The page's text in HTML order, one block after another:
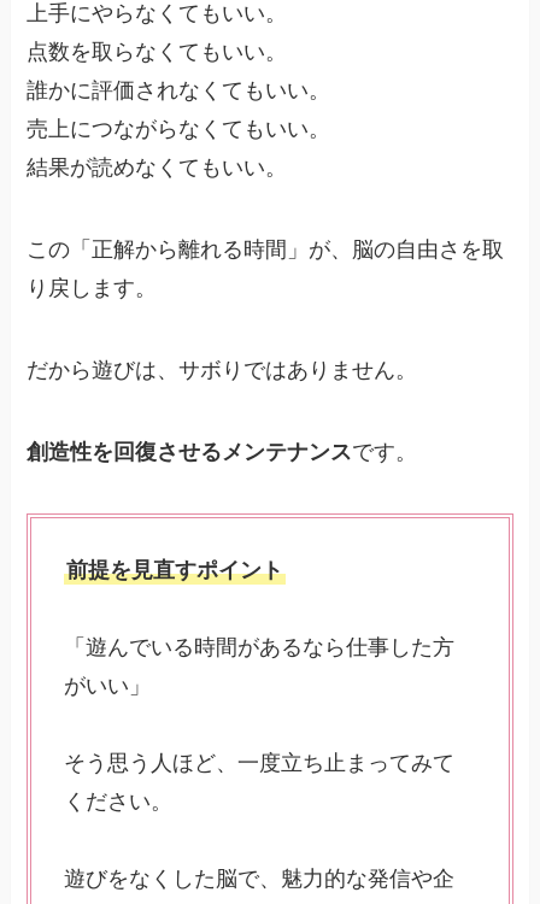
上手にやらなくてもいい。
点数を取らなくてもいい。
誰かに評価されなくてもいい。
売上につながらなくてもいい。
結果が読めなくてもいい。
この「正解から離れる時間」が、脳の自由さを取
り戻します。
だから遊びは、サボりではありません。
創造性を回復させるメンテナンスです。
前提を見直すポイント
「遊んでいる時間があるなら仕事した方
がいい」
そう思う人ほど、一度立ち止まってみて
ください。
遊びをなくした脳で、魅力的な発信や企